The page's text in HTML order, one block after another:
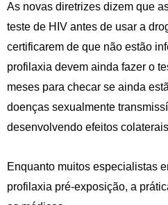
As novas diretrizes dizem que
teste de HIV antes de usar a
certificarem de que não estão
profilaxia devem ainda fazer o
meses para checar se ainda
doenças sexualmente
desenvolvendo efeitos
Enquanto muitos especialistas
profilaxia pré-exposição, a